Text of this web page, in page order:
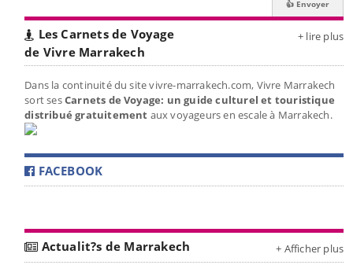
Les Carnets de Voyage
de Vivre Marrakech
+ lire plus
Dans la continuité du site vivre-marrakech.com, Vivre Marrakech
sort sesCarnets de Voyage: un guide culturel et touristique
distribué gratuitement aux voyageurs en escale à Marrakech.
FACEBOOK
Actualit?s de Marrakech + Afficher plus